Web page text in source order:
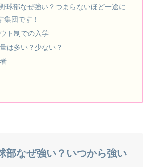
球部なぜ強い？つまらないほど一途に
集団です！
ト制での入学
は多い？少ない？
部なぜ強い？いつから強い